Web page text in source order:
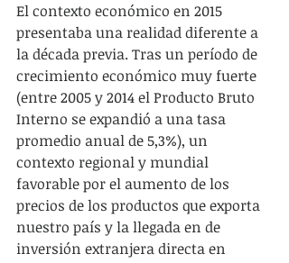
El contexto económico en 2015
presentaba una realidad diferente a
la década previa. Tras un período de
crecimiento económico muy fuerte
(entre 2005 y 2014 el Producto Bruto
Interno se expandió a una tasa
promedio anual de 5,3%), un
contexto regional y mundial
favorable por el aumento de los
precios de los productos que exporta
nuestro país y la llegada en de
inversión extranjera directa en